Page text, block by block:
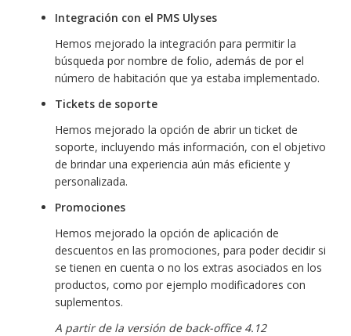
Integración con el PMS Ulyses
Hemos mejorado la integración para permitir la
búsqueda por nombre de folio, además de por el
número de habitación que ya estaba implementado.
Tickets de soporte
Hemos mejorado la opción de abrir un ticket de
soporte, incluyendo más información, con el objetivo
de brindar una experiencia aún más eficiente y
personalizada.
Promociones
Hemos mejorado la opción de aplicación de
descuentos en las promociones, para poder decidir si
se tienen en cuenta o no los extras asociados en los
productos, como por ejemplo modificadores con
suplementos.
A partir de la versión de back-office 4.12